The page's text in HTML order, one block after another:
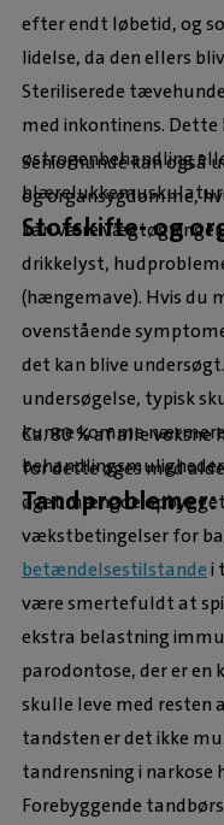
efter endt løbetid, og
lidelse, da den ellers
Steriliserede
med inkontinens. Dette
østrogenbehandling
Stofskifte- og
Seniorhunde kan
og organsygdomme,
kan være
drikkelyst,
(hængemave). Hvis du
ovenstående
det kan blive
undersøgelse, typisk
kunne komme
Tandproblemer:
Ca. 80 % af alle
for dette øges med
øget mængde
vækstbetingelser for
betændelsestilstandei
være smertefuldt at
ekstra belastning
parodontose, der er en
skulle leve med resten
tandsten er det ikke
tandrensning i narkose
Forebyggende